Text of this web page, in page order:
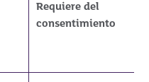
Requiere del
consentimiento